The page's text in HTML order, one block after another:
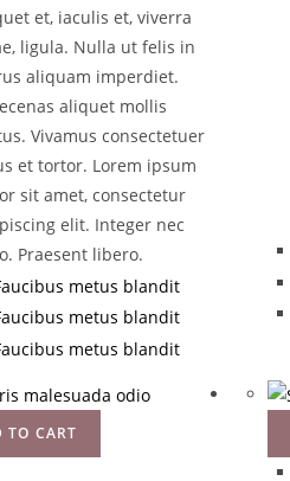
et, iaculis et, viverra
ligula. Nulla ut felis in
aliquam imperdiet.
aliquet mollis
Vivamus consectetuer
et tortor. Lorem ipsum
sit amet, consectetur
elit. Integer nec
Praesent libero.
TO CART